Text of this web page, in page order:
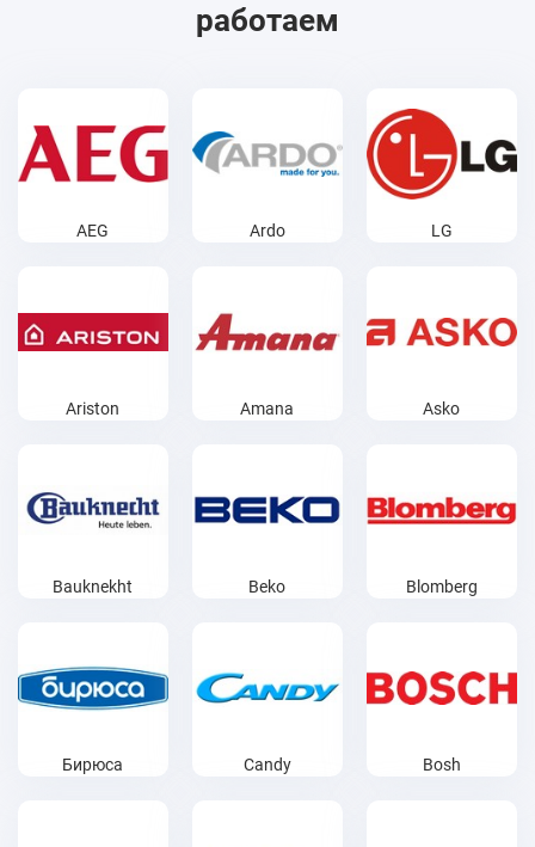
работаем
AEG Ardo LG
Ariston Amana Asko
Bauknekht Beko Blomberg
Бирюса Candy Bosh